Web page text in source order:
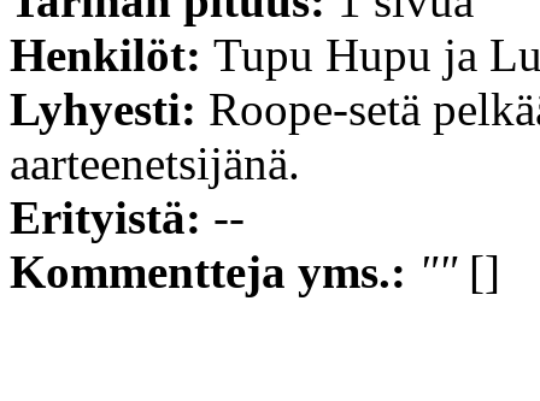
Henkilöt: Tupu Hupu ja
Lyhyesti: Roope-setä
aarteenetsijänä.
Erityistä: --
Kommentteja yms.: ""[]